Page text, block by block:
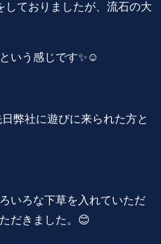
ておりましたが、流石の大
いう感じです✨☺️
弊社に遊びに来られた方と
いろな下草を入れていただ
だきました。😊